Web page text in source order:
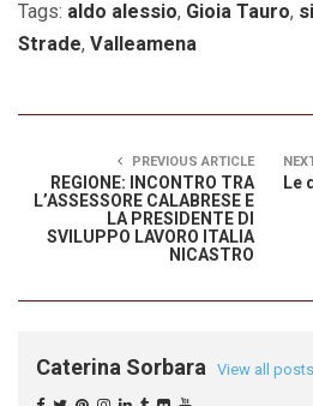
Tags: aldo alessio, Gioia Tauro,
Strade, Valleamena
PREVIOUS ARTICLE
REGIONE: INCONTRO TRA
L’ASSESSORE CALABRESE E
LA PRESIDENTE DI
SVILUPPO LAVORO ITALIA
NICASTRO
Le
Caterina Sorbara View all posts